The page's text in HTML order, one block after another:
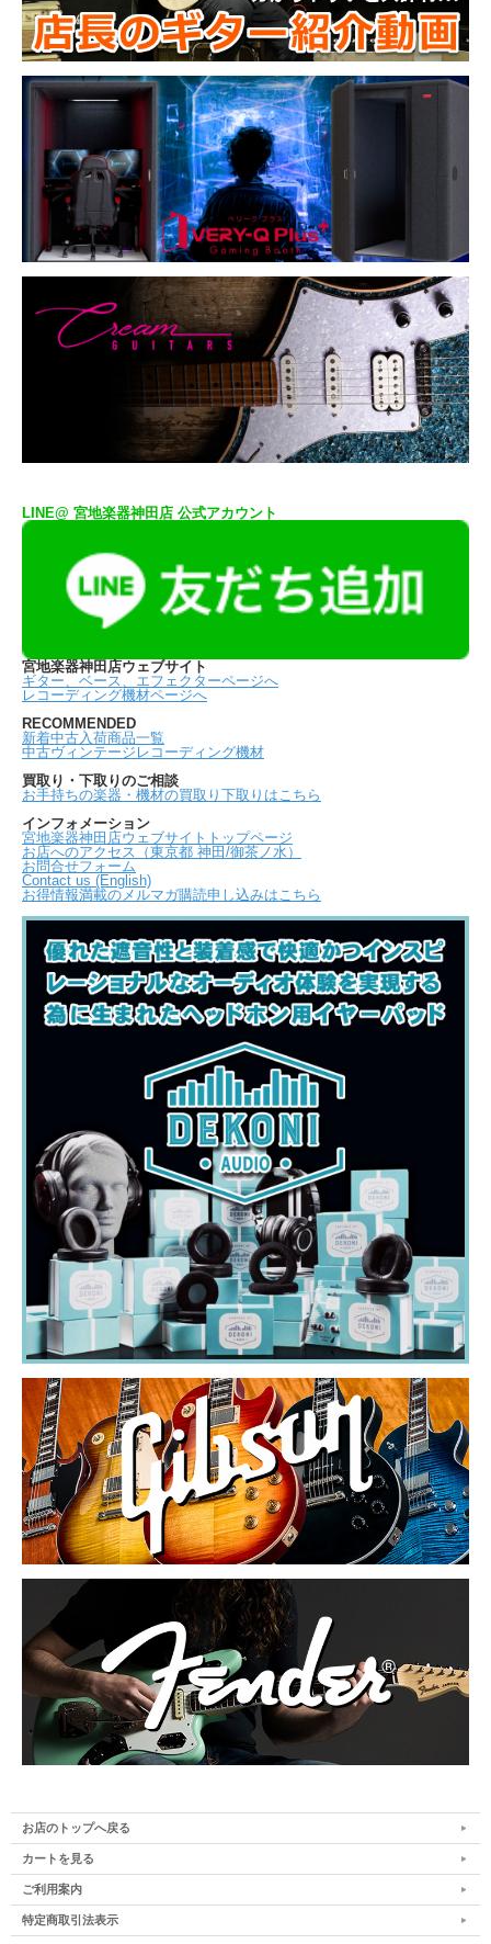
LINE@ 宮地楽器神田店 公式アカウント
宮地楽器神田店ウェブサイト
ギター、ベース、エフェクターページへ
レコーディング機材ページへ
RECOMMENDED
新着中古入荷商品一覧
中古ヴィンテージレコーディング機材
買取り・下取りのご相談
お手持ちの楽器・機材の買取り下取りはこちら
インフォメーション
宮地楽器神田店ウェブサイトトップページ
お店へのアクセス（東京都 神田/御茶ノ水）
お問合せフォーム
Contact us (English)
お得情報満載のメルマガ購読申し込みはこちら
お店のトップへ戻る
カートを見る
ご利用案内
特定商取引法表示